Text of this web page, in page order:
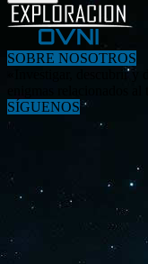
SOBRE NOSOTROS
«Investigar, descubrir
enigmas relacionados
SÍGUENOS